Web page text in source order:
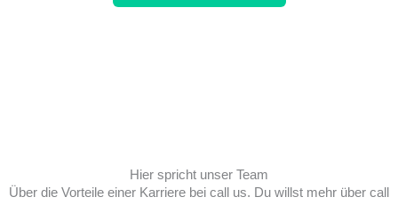
Hier spricht unser Team
Über die Vorteile einer Karriere bei call us. Du willst mehr über call